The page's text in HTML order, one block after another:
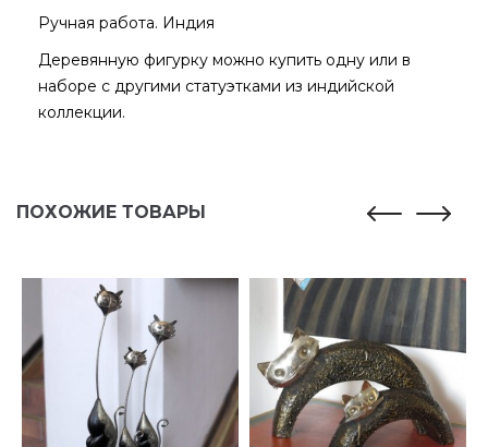
Ручная работа. Индия
Деревянную фигурку можно купить одну или в
наборе с другими статуэтками из индийской
коллекции.
ПОХОЖИЕ ТОВАРЫ